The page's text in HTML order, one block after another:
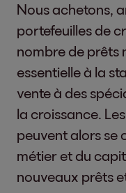
Nous achetons,
portefeuilles de
nombre de prêts
essentielle à la
vente à des
la croissance.
peuvent alors
métier et du
nouveaux prêts